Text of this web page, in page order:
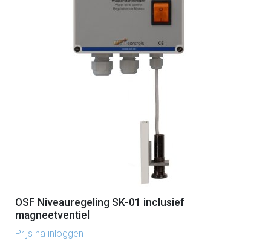
OSF Niveauregeling SK-01 inclusief
magneetventiel
Prijs na inloggen